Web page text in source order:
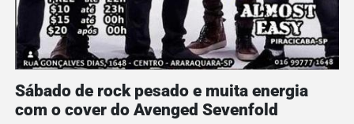
Sábado de rock pesado e muita energia
com o cover do Avenged Sevenfold